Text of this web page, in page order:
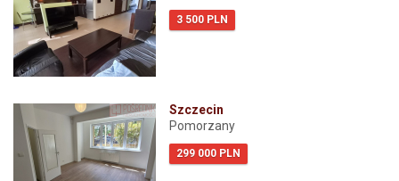
3 500 PLN
Szczecin
Pomorzany
299 000 PLN